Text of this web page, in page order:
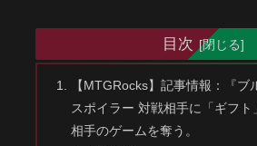
目次
【MTGRocks】記事情報：『ブ
スポイラー 対戦相手に「ギフ
相手のゲームを奪う。